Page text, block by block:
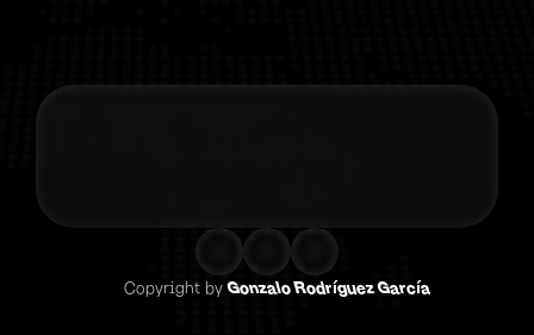
Copyright by Gonzalo Rodríguez García